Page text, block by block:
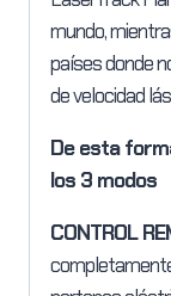
mundo,
países donde
de velocidad
De esta
los 3 modos
CONTROL